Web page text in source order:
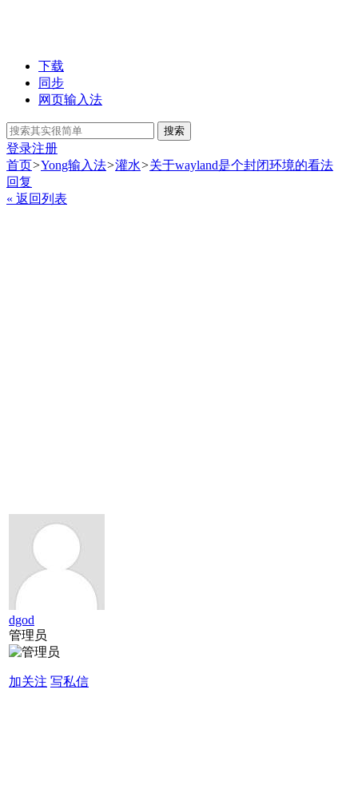
下载
同步
网页输入法
搜索
登录注册
首页>Yong输入法>灌水>关于wayland是个封闭环境的看法
回复
« 返回列表
dgod
管理员
加关注 写私信